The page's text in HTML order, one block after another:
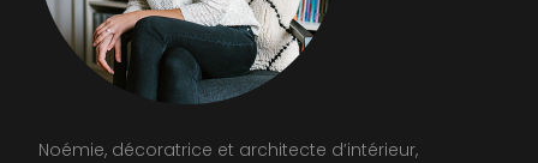
Noémie, décoratrice et architecte d’intérieur,